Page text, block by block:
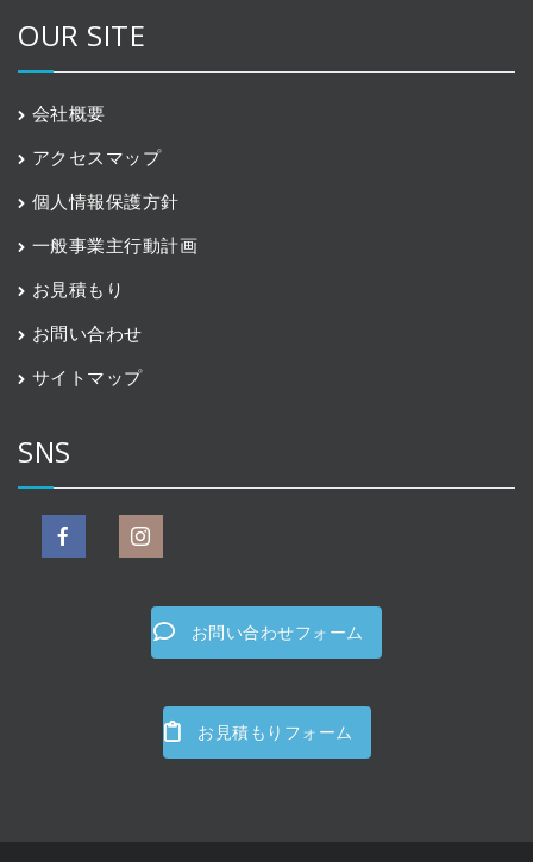
OUR SITE
会社概要
アクセスマップ
個人情報保護方針
一般事業主行動計画
お見積もり
お問い合わせ
サイトマップ
SNS
お問い合わせフォーム
お見積もりフォーム